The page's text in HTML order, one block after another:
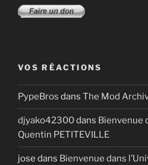
VOS RÉACTIONS
PypeBros dans The Mod
djyako42300dans Bienvenue
Quentin PETITEVILLE
jose dans Bienvenue dans